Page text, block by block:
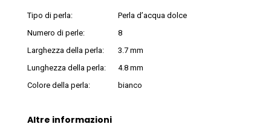
Tipo di perla:
Perla d’acqua dolce
Numero di perle:
8
Larghezza della perla:
3.7 mm
Lunghezza della perla:
4.8 mm
Colore della perla:
bianco
Altre informazioni